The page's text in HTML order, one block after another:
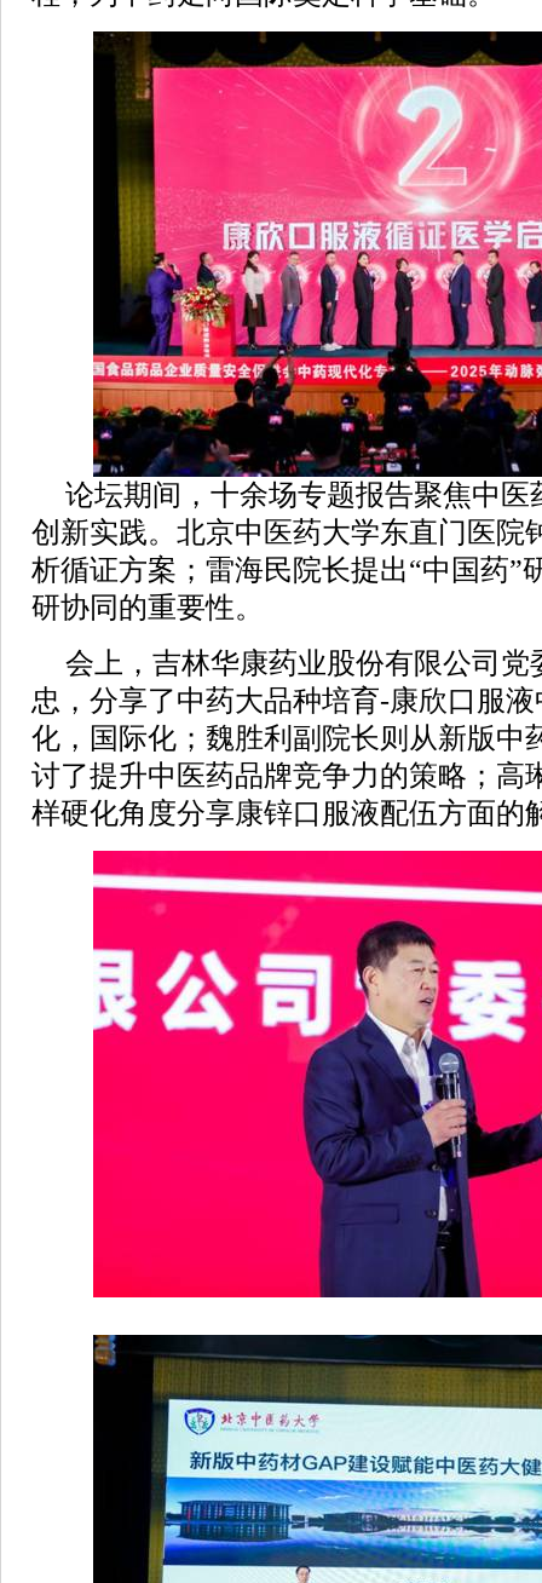
论坛期间，十余场专题报告聚焦中
创新实践。北京中医药大学东直门医院
析循证方案；雷海民院长提出“中国药”
研协同的重要性。
会上，吉林华康药业股份有限公司党
忠，分享了中药大品种培育-康欣口服
化，国际化；魏胜利副院长则从新版中
讨了提升中医药品牌竞争力的策略；高
样硬化角度分享康锌口服液配伍方面的